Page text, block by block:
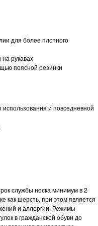
для более плотного
рукавах
поясной резинки
и повседневной
службы носка минимум в 2
как шерсть, при этом является
и аллергии. Режимы
в гражданской обуви до